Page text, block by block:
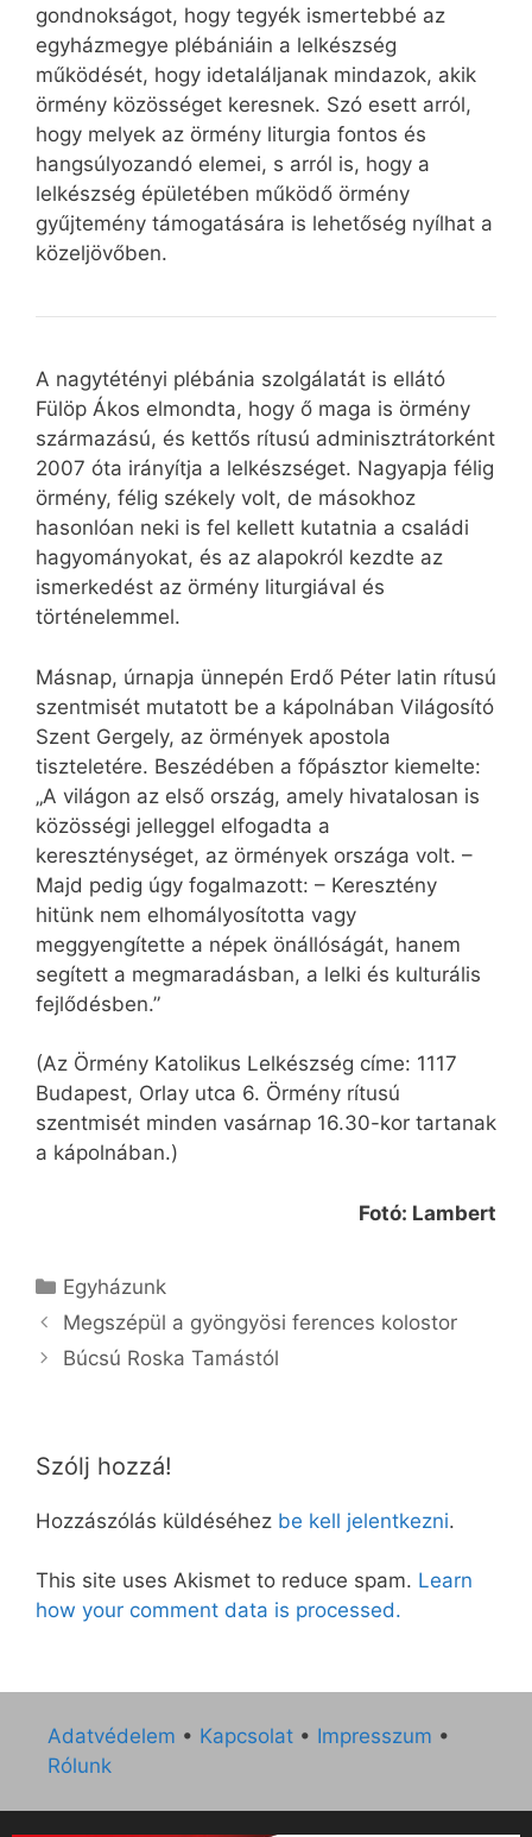
gondnokságot, hogy tegyék ismertebbé az
egyházmegye plébániáin a lelkészség
működését, hogy idetaláljanak mindazok, akik
örmény közösséget keresnek. Szó esett arról,
hogy melyek az örmény liturgia fontos és
hangsúlyozandó elemei, s arról is, hogy a
lelkészség épületében működő örmény
gyűjtemény támogatására is lehetőség nyílhat a
közeljövőben.
A nagytétényi plébánia szolgálatát is ellátó
Fülöp Ákos elmondta, hogy ő maga is örmény
származású, és kettős rítusú adminisztrátorként
2007 óta irányítja a lelkészséget. Nagyapja félig
örmény, félig székely volt, de másokhoz
hasonlóan neki is fel kellett kutatnia a családi
hagyományokat, és az alapokról kezdte az
ismerkedést az örmény liturgiával és
történelemmel.
Másnap, úrnapja ünnepén Erdő Péter latin rítusú
szentmisét mutatott be a kápolnában Világosító
Szent Gergely, az örmények apostola
tiszteletére. Beszédében a főpásztor kiemelte:
„A világon az első ország, amely hivatalosan is
közösségi jelleggel elfogadta a
kereszténységet, az örmények országa volt. –
Majd pedig úgy fogalmazott: – Keresztény
hitünk nem elhomályosította vagy
meggyengítette a népek önállóságát, hanem
segített a megmaradásban, a lelki és kulturális
fejlődésben.”
(Az Örmény Katolikus Lelkészség címe: 1117
Budapest, Orlay utca 6. Örmény rítusú
szentmisét minden vasárnap 16.30-kor tartanak
a kápolnában.)
Fotó: Lambert
Kategória
Egyházunk
Megszépül a gyöngyösi ferences kolostor
Búcsú Roska Tamástól
Szólj hozzá!
Hozzászólás küldéséhez be kell jelentkezni.
This site uses Akismet to reduce spam. Learn
how your comment data is processed.
Adatvédelem • Kapcsolat • Impresszum •
Rólunk